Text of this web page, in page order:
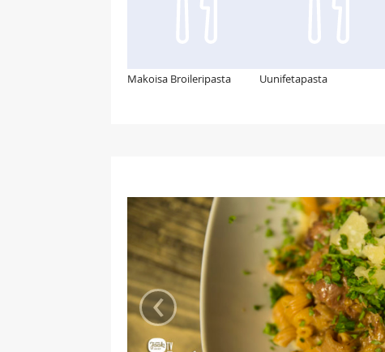
Makoisa Broileripasta Uunifetapasta
‹